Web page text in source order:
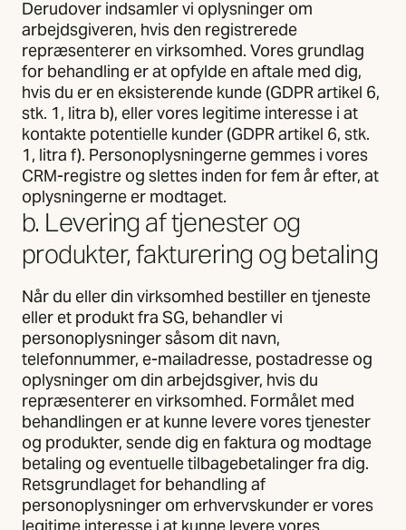
Derudover indsamler vi oplysninger om
arbejdsgiveren, hvis den registrerede
repræsenterer en virksomhed. Vores grundlag
for behandling er at opfylde en aftale med dig,
hvis du er en eksisterende kunde (GDPR artikel 6,
stk. 1, litra b), eller vores legitime interesse i at
kontakte potentielle kunder (GDPR artikel 6, stk.
1, litra f). Personoplysningerne gemmes i vores
CRM-registre og slettes inden for fem år efter, at
oplysningerne er modtaget.
b. Levering af tjenester og
produkter, fakturering og betaling
Når du eller din virksomhed bestiller en tjeneste
eller et produkt fra SG, behandler vi
personoplysninger såsom dit navn,
telefonnummer, e-mailadresse, postadresse og
oplysninger om din arbejdsgiver, hvis du
repræsenterer en virksomhed. Formålet med
behandlingen er at kunne levere vores tjenester
og produkter, sende dig en faktura og modtage
betaling og eventuelle tilbagebetalinger fra dig.
Retsgrundlaget for behandling af
personoplysninger om erhvervskunder er vores
legitime interesse i at kunne levere vores